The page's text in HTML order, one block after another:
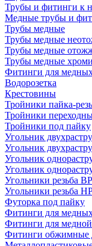
Трубы и фитинги к
Медные трубы и
Трубы медные
Трубы медные
Трубы медные
Трубы медные
Фитинги для
Водорозетка
Крестовины
Тройники пайка-
Тройники
Тройники под пайку
Угольник
Угольник
Угольник
Угольник
Угольники резьба
Угольники резьба
Футорка под пайку
Фитинги для
Фитинги для
Фитинги обжимные